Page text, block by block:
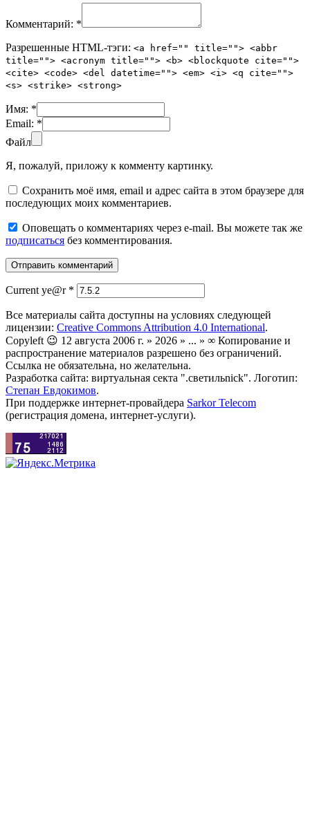
Комментарий: *
Разрешенные HTML-тэги: <a href="" title=""> <abbr
title=""> <acronym title=""> <b> <blockquote cite="">
<cite> <code> <del datetime=""> <em> <i> <q cite="">
<s> <strike> <strong>
Имя: *
Email: *
Файл
Я, пожалуй, приложу к комменту картинку.
Сохранить моё имя, email и адрес сайта в этом браузере для
последующих моих комментариев.
Оповещать о комментариях через e-mail. Вы можете так же
подписаться без комментирования.
Current ye@r *
Все материалы сайта доступны на условиях следующей
лицензии: Creative Commons Attribution 4.0 International.
Copyleft 😉 12 августа 2006 г. » 2026 » ... » ∞ Копирование и
распространение материалов разрешено без ограничений.
Ссылка не обязательна, но желательна.
Разработка сайта: виртуальная секта ".светильnick". Логотип:
Степан Евдокимов.
При поддержке интернет-провайдера Sarkor Telecom
(регистрация домена, интернет-услуги).